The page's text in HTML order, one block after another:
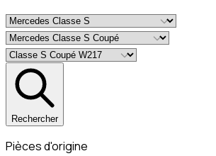
Rechercher
Pièces d'origine